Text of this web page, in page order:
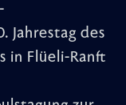
Jahrestag des
in Flüeli-Ranft